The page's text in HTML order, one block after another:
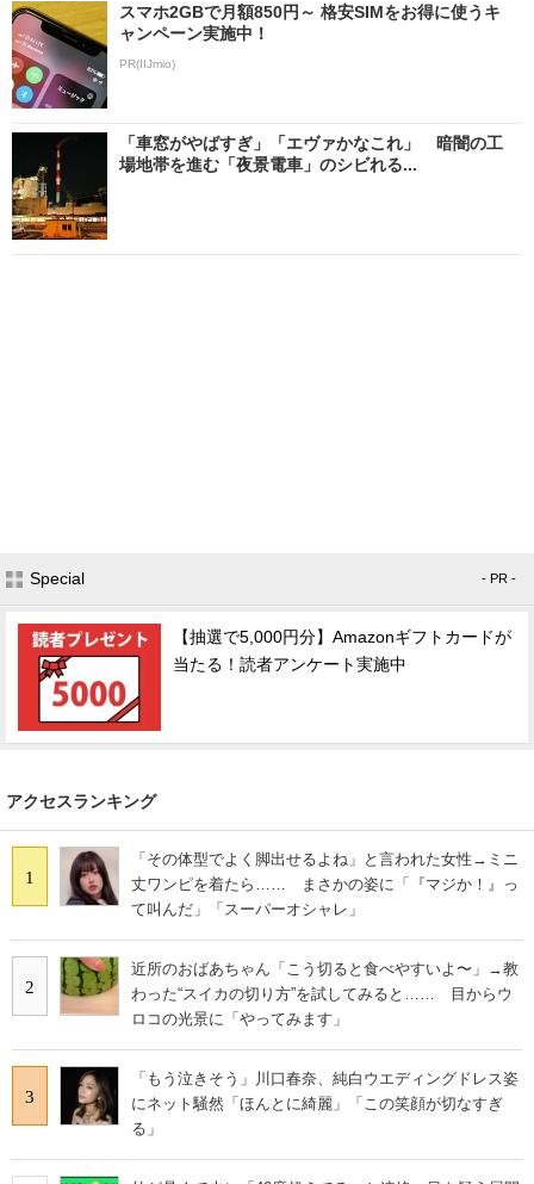
スマホ2GBで月額850円～ 格安SIMをお得に使うキ
ャンペーン実施中！
PR(IIJmio)
「車窓がやばすぎ」「エヴァかなこれ」 暗闇の工
場地帯を進む「夜景電車」のシビれる...
Special - PR -
【抽選で5,000円分】Amazonギフトカードが
当たる！読者アンケート実施中
アクセスランキング
1
「その体型でよく脚出せるよね」と言われた女性→ミニ
丈ワンピを着たら…… まさかの姿に「『マジか！』っ
て叫んだ」「スーパーオシャレ」
2
近所のおばあちゃん「こう切ると食べやすいよ〜」→教
わった“スイカの切り方”を試してみると…… 目からウ
ロコの光景に「やってみます」
3
「もう泣きそう」川口春奈、純白ウエディングドレス姿
にネット騒然「ほんとに綺麗」「この笑顔が切なすぎ
る」